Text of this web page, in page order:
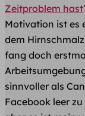
Zeitproblem hast
Motivation ist es
dem
fang doch
sinnvoller als
Facebook leer